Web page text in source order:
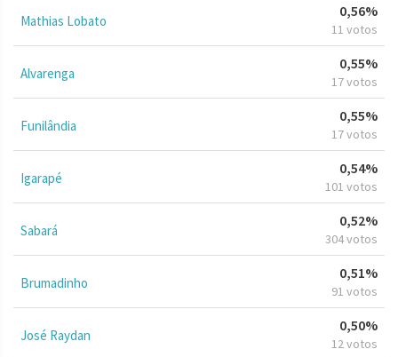
Mathias Lobato
0,56%
11 votos
Alvarenga
0,55%
17 votos
Funilândia
0,55%
17 votos
Igarapé
0,54%
101 votos
Sabará
0,52%
304 votos
Brumadinho
0,51%
91 votos
José Raydan
0,50%
12 votos